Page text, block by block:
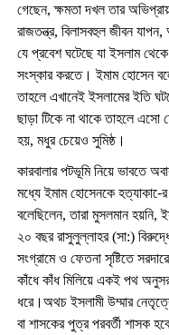
গেছেন, ক্ষমতা দখল তার
রাজতন্ত্র, বিলাসবহুল জীবন
যে প্রবেশ ঘটেছে যা ইসলাম
সংস্কার করতে। ইমাম হোসেন
তাহলে এখানেই ইসলামের ইতি
ছাড়া টিকে না থাকে তাহলে
হয়, মধুর চেয়েও সুমিষ্ঠ।
কারবালার পটভূমি নিয়ে ভাবতে
মধ্যে ইমাম হোসেনকে হত্যাকা-
বলেছিলেন, তারা মুসলমান
২০ বছর রাসুলুল্লাহর (সা:)
সংগ্রামে ও ফেতনা সৃষ্টিতে
কাঁধে কাঁধ মিলিয়ে একই পথ
ধরে।অথচ ইসলামী উম্মার
বা শাসকের পুত্র পরবর্তী শাসক